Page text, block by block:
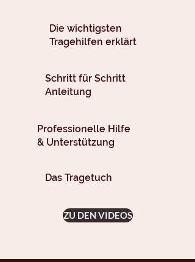
Die wichtigsten
Tragehilfen erklärt
Schritt für Schritt
Anleitung
Professionelle Hilfe
& Unterstützung
Das Tragetuch
ZU DEN VIDEOS